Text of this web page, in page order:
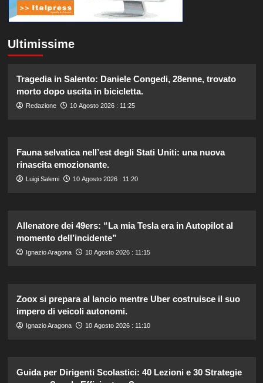
Ultimissime
Tragedia in Salento: Daniele Congedi, 28enne, trovato
morto dopo uscita in bicicletta.
Redazione 10 Agosto 2026 : 11:25
Fauna selvatica nell’est degli Stati Uniti: una nuova
rinascita emozionante.
Luigi Salemi 10 Agosto 2026 : 11:20
Allenatore dei 49ers: “La mia Tesla era in Autopilot al
momento dell’incidente”
Ignazio Aragona 10 Agosto 2026 : 11:15
Zoox si prepara al lancio mentre Uber costruisce il suo
impero di veicoli autonomi.
Ignazio Aragona 10 Agosto 2026 : 11:10
Guida per Dirigenti Scolastici: 40 Lezioni e 30 Strategie